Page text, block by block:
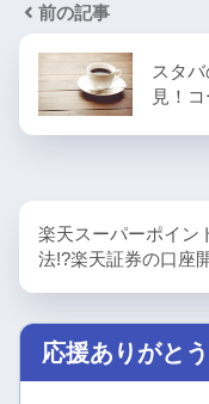
前の記事
スタ
見！
楽天スーパーポイン
法!?楽天証券の口座
応援ありがと